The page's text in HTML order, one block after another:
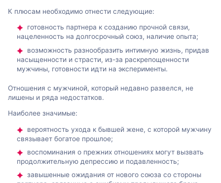
К плюсам необходимо отнести следующие:
готовность партнера к созданию прочной связи,
нацеленность на долгосрочный союз, наличие опыта;
возможность разнообразить интимную жизнь, придав
насыщенности и страсти, из-за раскрепощенности
мужчины, готовности идти на эксперименты.
Отношения с мужчиной, который недавно развелся, не
лишены и ряда недостатков.
Наиболее значимые:
вероятность ухода к бывшей жене, с которой мужчину
связывает богатое прошлое;
воспоминания о прежних отношениях могут вызвать
продолжительную депрессию и подавленность;
завышенные ожидания от нового союза со стороны